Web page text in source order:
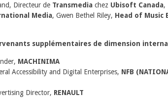
Directeur de Transmedia chez Ubisoft Canada,
Media, Gwen Bethel Riley, Head of Music
supplémentaires de dimension
MACHINIMA
Accessibility and Digital Enterprises, NFB
Director, RENAULT